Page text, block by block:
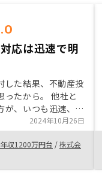
応は迅速で明
した結果、不動産投
ったから。 他社と
が、いつも迅速、丁
感と信用が持てたこ
りました。 まだ確
とがないので、収支
ラスになるのであれ
お勧めできると思い
2024年10月26日
年収1200万円台 /株式会